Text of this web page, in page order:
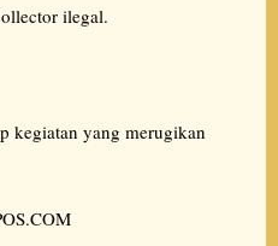
ilegal.
kegiatan yang merugikan